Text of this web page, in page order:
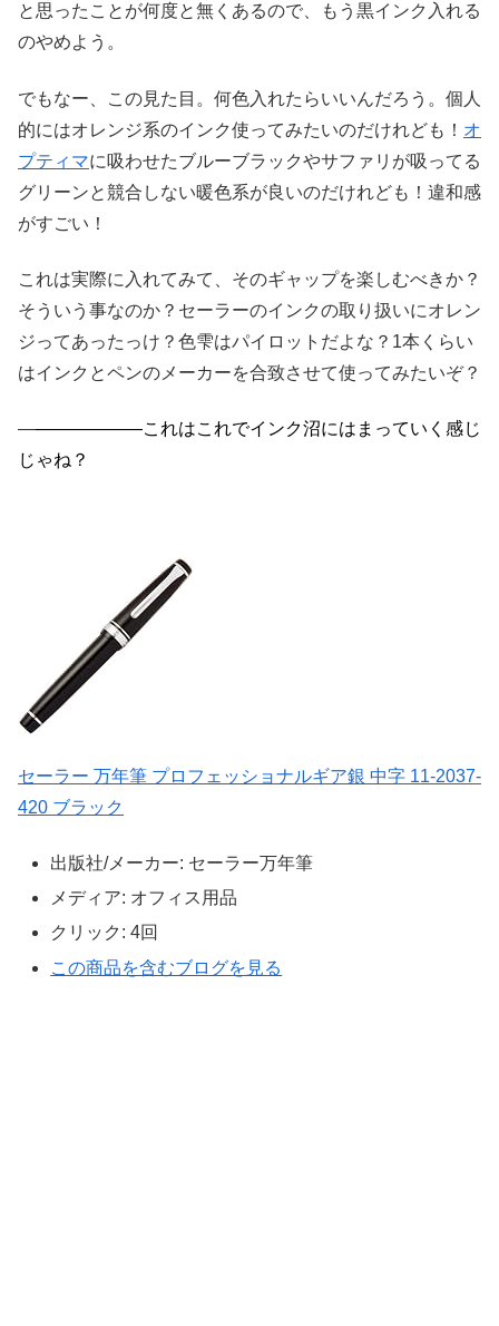
と思ったことが何度と無くあるので、もう黒インク入れる
のやめよう。
でもなー、この見た目。何色入れたらいいんだろう。個人
的にはオレンジ系のインク使ってみたいのだけれども！ オ
プティマに吸わせたブルーブラックやサファリが吸ってる
グリーンと競合しない暖色系が良いのだけれども！違和感
がすごい！
これは実際に入れてみて、そのギャップを楽しむべきか？
そういう事なのか？セーラーのインクの取り扱いにオレン
ジってあったっけ？色雫はパイロットだよな？1本くらい
はインクとペンのメーカーを合致させて使ってみたいぞ？
―――――――これはこれでインク沼にはまっていく感じ
じゃね？
セーラー 万年筆 プロフェッショナルギア銀 中字 11-2037-
420 ブラック
出版社/メーカー: セーラー万年筆
メディア: オフィス用品
クリック : 4回
この商品を含むブログを見る